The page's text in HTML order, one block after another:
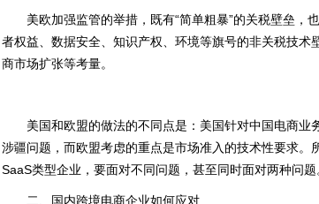
美欧加强监管的举措，既有“简单粗暴”的关税壁垒，
者权益、数据安全、知识产权、环境等旗号的非关税技术
商市场扩张等考量。
美国和欧盟的做法的不同点是：美国针对中国电商业
涉疆问题，而欧盟考虑的重点是市场准入的技术性要求。
SaaS类型企业，要面对不同问题，甚至同时面对两种问题
二、国内跨境电商企业如何应对